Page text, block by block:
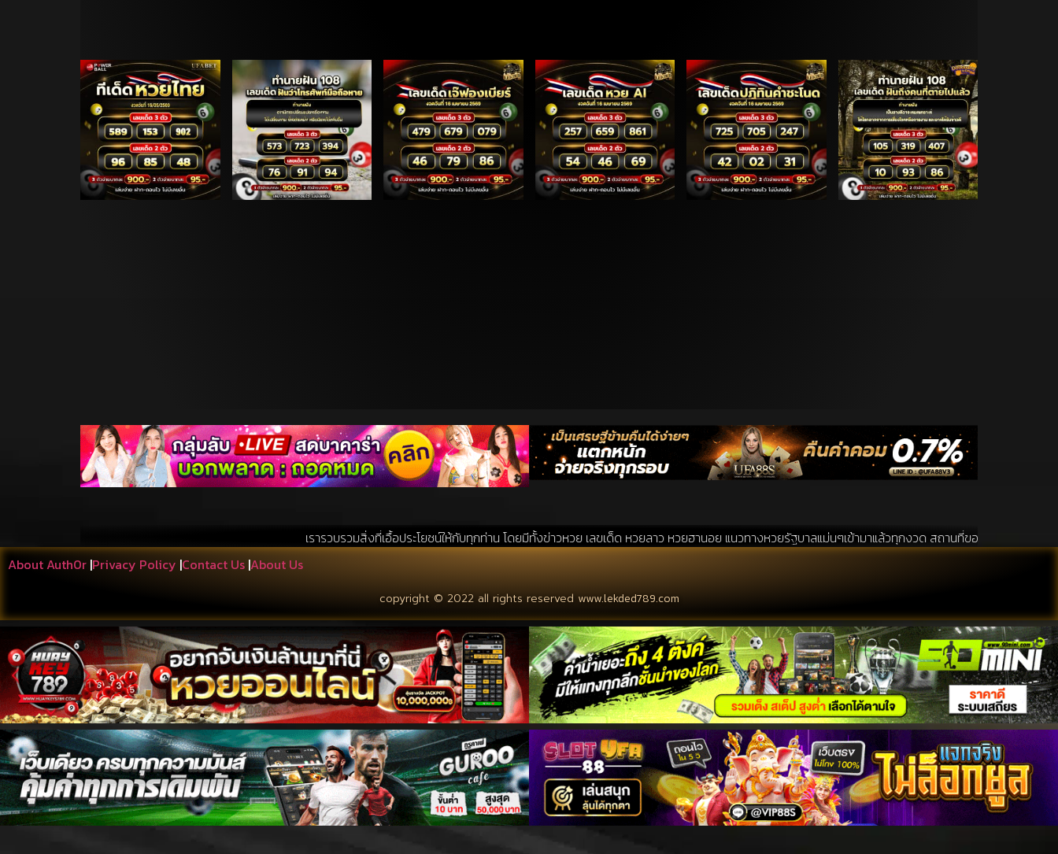
เรารวบรวมสิ่งที่เอื้อประโยชน์ให้กับทุกท่าน โดยมีทั้งข่าวหวย เลขเด็ด หวยลาว หวยฮานอย แนวทางหวยรัฐบาลแม่นๆเข้ามาแล้วทุกงวด สถานที่ขอหวยเป็นสถานที่ ที่ได้
About Auth0r |Privacy Policy |Contact Us |About Us
copyright © 2022 all rights reserved www.lekded789.com